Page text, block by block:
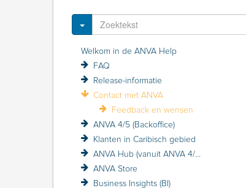
Toggle Dropdown
Welkom in de ANVA Help
FAQ
Release-informatie
Contact met ANVA
Feedback en wensen
ANVA 4/5 (Backoffice)
Klanten in Caribisch gebied
ANVA Hub (vanuit ANVA 4/5)
ANVA Store
Business Insights (BI)